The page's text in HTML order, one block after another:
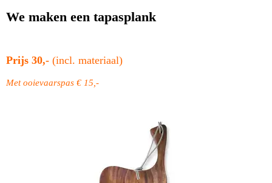
We maken een tapasplank
Prijs 30,- (incl. materiaal)
Met ooievaarspas € 15,-